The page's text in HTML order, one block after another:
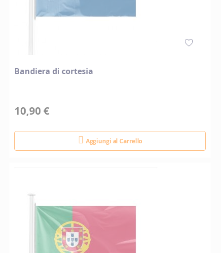
Bandiera di cortesia
10,90 €
Aggiungi al Carrello